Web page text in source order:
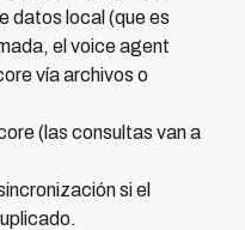
datos local (que es
el voice agent
vía archivos o
(las consultas van a
si el